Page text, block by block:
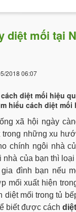
diệt mối tại
2018 06:07
diệt mối hiệu
hiểu cách diệt
xã hội ngày
trong những xu
chính ngôi nhà
nhà của bạn thì
gia đình bạn nếu
mối xuất hiện
diệt mối trong tủ
biết được cách